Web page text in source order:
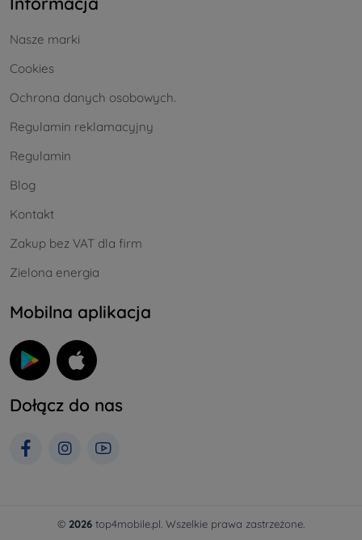
Nasze marki
Cookies
Ochrona danych osobowych.
Regulamin reklamacyjny
Regulamin
Blog
Kontakt
Zakup bez VAT dla firm
Zielona energia
Mobilna aplikacja
Dołącz do nas
© 2026 top4mobile.pl. Wszelkie prawa zastrzeżone.